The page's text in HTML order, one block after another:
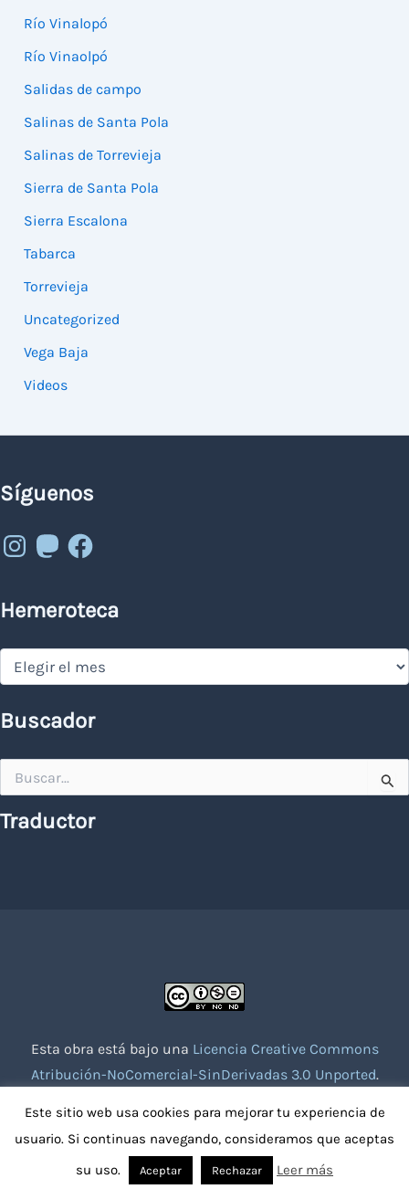
Río Vinalopó
Río Vinaolpó
Salidas de campo
Salinas de Santa Pola
Salinas de Torrevieja
Sierra de Santa Pola
Sierra Escalona
Tabarca
Torrevieja
Uncategorized
Vega Baja
Videos
Síguenos
Instagram
MastodonFacebook
Hemeroteca
Hemeroteca
Buscador
por:
Traductor
Esta obra está bajo una Licencia Creative Commons
Atribución-NoComercial-SinDerivadas 3.0 Unported.
Este sitio web usa cookies para mejorar tu experiencia de
usuario. Si continuas navegando, consideramos que aceptas
su uso.
Aceptar Rechazar Leer más